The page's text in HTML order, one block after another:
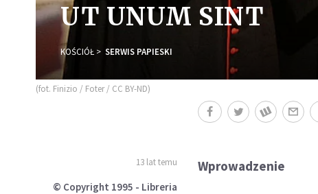
UT UNUM SINT
KOŚCIÓŁ SERWIS PAPIESKI
(fot. Finizio / Foter / CC BY-ND)
13 lat temu
© Copyright 1995 - Libreria
Wprowadzenie